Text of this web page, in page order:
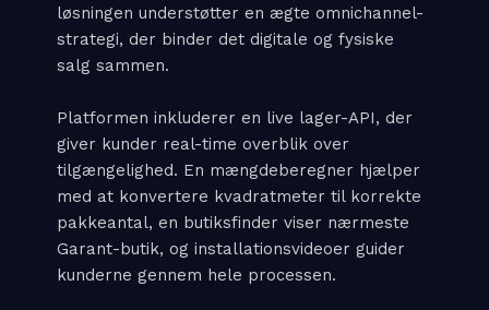
løsningen understøtter en ægte omnichannel-
strategi, der binder det digitale og fysiske
salg sammen.
Platformen inkluderer en live lager-API, der
giver kunder real-time overblik over
tilgængelighed. En mængdeberegner hjælper
med at konvertere kvadratmeter til korrekte
pakkeantal, en butiksfinder viser nærmeste
Garant-butik, og installationsvideoer guider
kunderne gennem hele processen.